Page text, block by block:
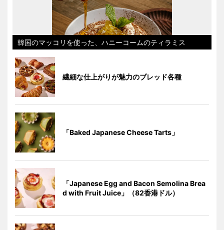
韓国のマッコリを使った、ハニーコームのティラミス
繊細な仕上がりが魅力のブレッド各種
「Baked Japanese Cheese Tarts」
「Japanese Egg and Bacon Semolina Brea
d with Fruit Juice」（82香港ドル）